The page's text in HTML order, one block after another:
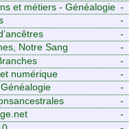
-
et métiers - Généalogie
-
-
-
Notre Sang
-
-
numérique
-
-
-